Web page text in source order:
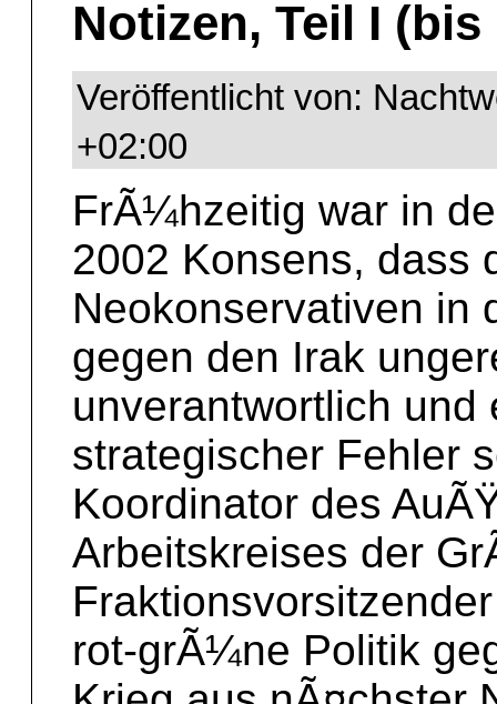
Notizen, Teil I (bis
Veröffentlicht von:
+02:00
FrÃ¼hzeitig war in
2002 Konsens, dass
Neokonservativen in
gegen den Irak
unverantwortlich und
strategischer Fehler
Koordinator des
Arbeitskreises der
rot-grÃ¼ne Politik